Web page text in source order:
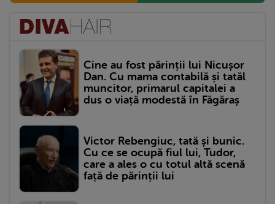
Cine au fost părinții lui Nicușor
Dan. Cu mama contabilă și tatăl
muncitor, primarul capitalei a
dus o viață modestă în Făgăraș
Victor Rebengiuc, tată și bunic.
Cu ce se ocupă fiul lui, Tudor,
care a ales o cu totul altă scenă
față de părinții lui